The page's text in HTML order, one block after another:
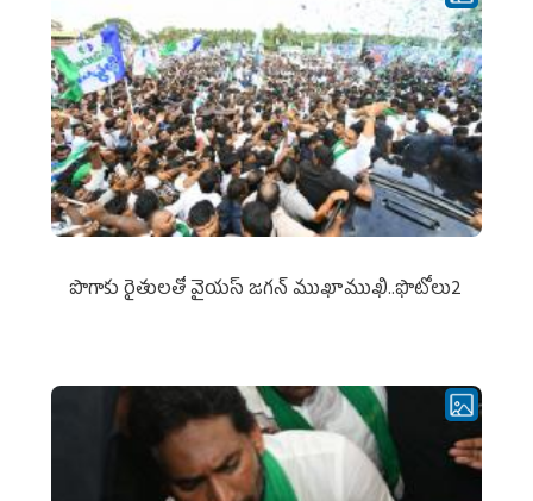
పొగాకు రైతుల‌తో వైయ‌స్ జ‌గ‌న్ ముఖాముఖి..ఫొటోలు2